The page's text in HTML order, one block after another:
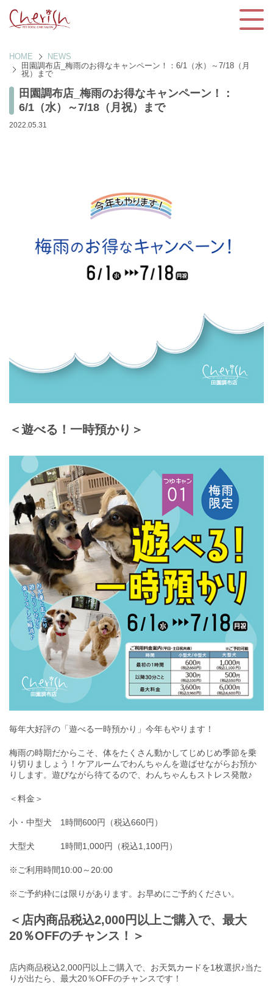
HOME
NEWS
田園調布店_梅雨のお得なキャンペーン！：6/1（水）～7/18（月
祝）まで
田園調布店_梅雨のお得なキャンペーン！：
6/1（水）～7/18（月祝）まで
2022.05.31
＜遊べる！一時預かり＞
毎年大好評の「遊べる一時預かり」今年もやります！
梅雨の時期だからこそ、体をたくさん動かしてじめじめ季節を乗
り切りましょう！ケアルームでわんちゃんを遊ばせながらお預か
りします。遊びながら待てるので、わんちゃんもストレス発散♪
＜料金＞
小・中型犬 1時間600円（税込660円）
大型犬 1時間1,000円（税込1,100円）
※ご利用時間10:00～20:00
※ご予約枠には限りがあります。お早めにご予約ください。
＜店内商品税込2,000円以上ご購入で、最大
20％OFFのチャンス！＞
店内商品税込2,000円以上ご購入で、お天気カードを1枚選択♪当た
りが出たら、最大20％OFFのチャンスです！